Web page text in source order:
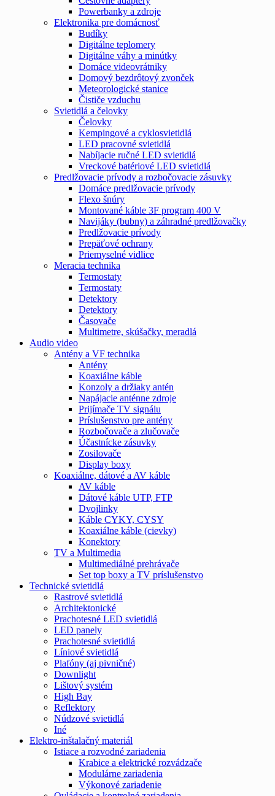
Powerbanky a zdroje
Elektronika pre domácnosť
Budíky
Digitálne teplomery
Digitálne váhy a minútky
Domáce videovrátniky
Domový bezdrôtový zvonček
Meteorologické stanice
Čističe vzduchu
Svietidlá a čelovky
Čelovky
Kempingové a cyklosvietidlá
LED pracovné svietidlá
Nabíjacie ručné LED svietidlá
Vreckové batériové LED svietidlá
Predlžovacie prívody a rozbočovacie zásuvky
Domáce predlžovacie prívody
Flexo šnúry
Montované káble 3F program 400 V
Navijáky (bubny) a záhradné predlžovačky
Predlžovacie prívody
Prepäťové ochrany
Priemyselné vidlice
Meracia technika
Termostaty
Termostaty
Detektory
Detektory
Časovače
Multimetre, skúšačky, meradlá
Audio video
Antény a VF technika
Antény
Koaxiálne káble
Konzoly a držiaky antén
Napájacie anténne zdroje
Prijímače TV signálu
Príslušenstvo pre antény
Rozbočovače a zlučovače
Účastnícke zásuvky
Zosilovače
Display boxy
Koaxiálne, dátové a AV káble
AV káble
Dátové káble UTP, FTP
Dvojlinky
Káble CYKY, CYSY
Koaxiálne káble (cievky)
Konektory
TV a Multimedia
Multimediálné prehrávače
Set top boxy a TV príslušenstvo
Technické svietidlá
Rastrové svietidlá
Architektonické
Prachotesné LED svietidlá
LED panely
Prachotesné svietidlá
Líniové svietidlá
Plafóny (aj pivničné)
Downlight
Lištový systém
High Bay
Reflektory
Núdzové svietidlá
Iné
Elektro-inštalačný materiál
Istiace a rozvodné zariadenia
Krabice a elektrické rozvádzače
Modulárne zariadenia
Výkonové zariadenie